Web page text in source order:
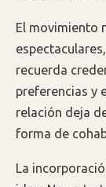
El movimiento
recuerda
preferencias y
relación deja
forma de
La